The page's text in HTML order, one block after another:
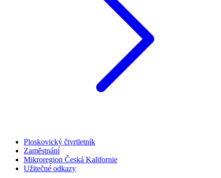
Ploskovický čtvrtletník
Zaměstnání
Mikroregion Česká Kalifornie
Užitečné odkazy